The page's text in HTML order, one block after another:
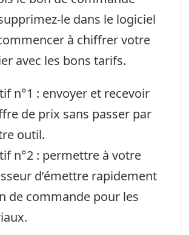
le dans le logiciel
à chiffrer votre
avec les bons tarifs.
n°1 : envoyer et recevoir
de prix sans passer par
outil.
n°2 : permettre à votre
d’émettre rapidement
de commande pour les